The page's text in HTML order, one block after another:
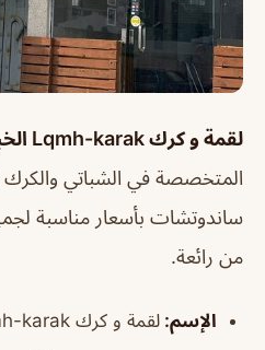
لقمة و كرك Lqmh-karak الخبر
المتخصصة في الشباتي والكرك
ساندوتشات بأسعار مناسبة
من رائعة.
الإسم: لقمة و كرك Lqmh-karak الخبر